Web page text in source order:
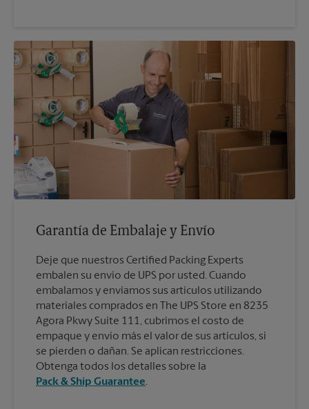
Garantía de Embalaje y Envío
Deje que nuestros Certified Packing Experts
embalen su envío de UPS por usted. Cuando
embalamos y enviamos sus artículos utilizando
materiales comprados en The UPS Store en 8235
Agora Pkwy Suite 111, cubrimos el costo de
empaque y envío más el valor de sus artículos, si
se pierden o dañan. Se aplican restricciones.
Obtenga todos los detalles sobre la
Pack & Ship Guarantee.